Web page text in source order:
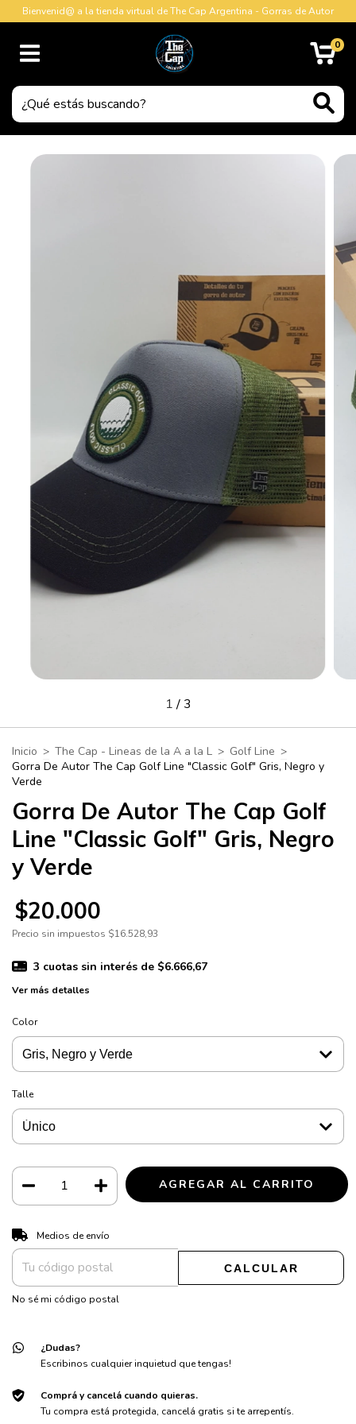
Bienvenid@ a la tienda virtual de The Cap Argentina - Gorras de Autor
0
1 / 3
Inicio > The Cap - Lineas de la A a la L > Golf Line >
Gorra De Autor The Cap Golf Line "Classic Golf" Gris, Negro y
Verde
Gorra De Autor The Cap Golf
Line "Classic Golf" Gris, Negro
y Verde
$20.000
Precio sin impuestos $16.528,93
3 cuotas sin interés de $6.666,67
Ver más detalles
Color
Talle
Entregas para el CP:
Medios de envío
CALCULAR
No sé mi código postal
¿Dudas?
Escribinos cualquier inquietud que tengas!
Comprá y cancelá cuando quieras.
Tu compra está protegida, cancelá gratis si te arrepentís.